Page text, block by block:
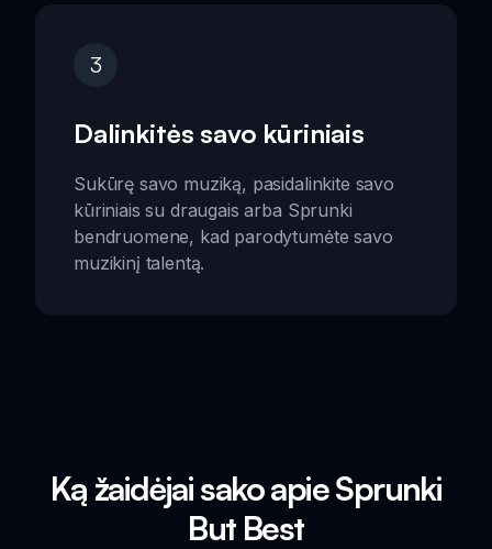
3
Dalinkitės savo kūriniais
Sukūrę savo muziką, pasidalinkite savo
kūriniais su draugais arba Sprunki
bendruomene, kad parodytumėte savo
muzikinį talentą.
Ką žaidėjai sako apie Sprunki
But Best